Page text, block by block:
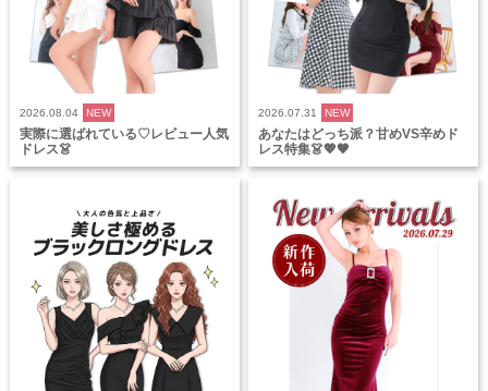
2026.08.04 NEW
実際に選ばれている♡レビュー人気
ドレス👗
2026.07.31 NEW
あなたはどっち派？甘めVS辛めド
レス特集👗💖🖤